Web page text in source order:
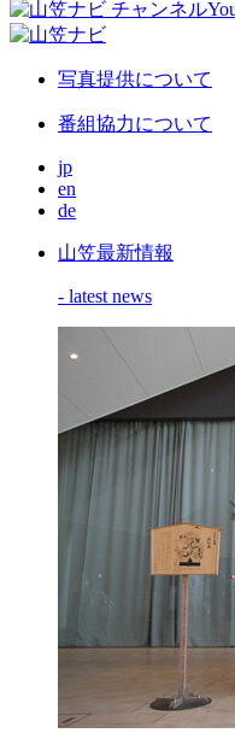
写真提供について
番組協力について
jp
en
de
山笠最新情報
- latest news